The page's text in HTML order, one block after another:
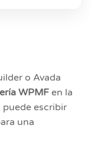
o Avada
WPMF en la
puede escribir
una